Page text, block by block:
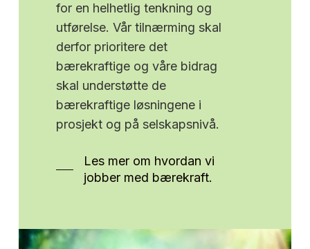
for en helhetlig tenkning og
utførelse. Vår tilnærming skal
derfor prioritere det
bærekraftige og våre bidrag
skal understøtte de
bærekraftige løsningene i
prosjekt og på selskapsnivå.
Les mer om hvordan vi
jobber med bærekraft.